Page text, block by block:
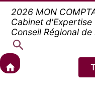
2026 MON
Cabinet
Conseil Régional